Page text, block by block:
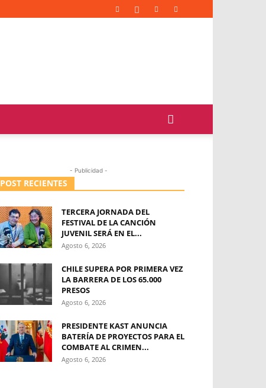
- Publicidad -
POST RECIENTES
TERCERA JORNADA DEL
FESTIVAL DE LA CANCIÓN
JUVENIL SERÁ EN EL...
Agosto 6, 2026
CHILE SUPERA POR PRIMERA VEZ
LA BARRERA DE LOS 65.000
PRESOS
Agosto 6, 2026
PRESIDENTE KAST ANUNCIA
BATERÍA DE PROYECTOS PARA EL
COMBATE AL CRIMEN...
Agosto 6, 2026